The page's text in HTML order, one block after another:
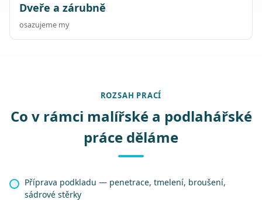
Dveře a zárubně
osazujeme my
ROZSAH PRACÍ
Co v rámci malířské a podlahářské
práce děláme
Příprava podkladu — penetrace, tmelení, broušení,
sádrové stěrky